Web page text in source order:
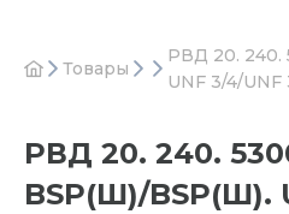
Товары
РВД 20. 240.
UNF 3/4/UNF
РВД 20. 240.
BSP(Ш)/BSP(Ш).